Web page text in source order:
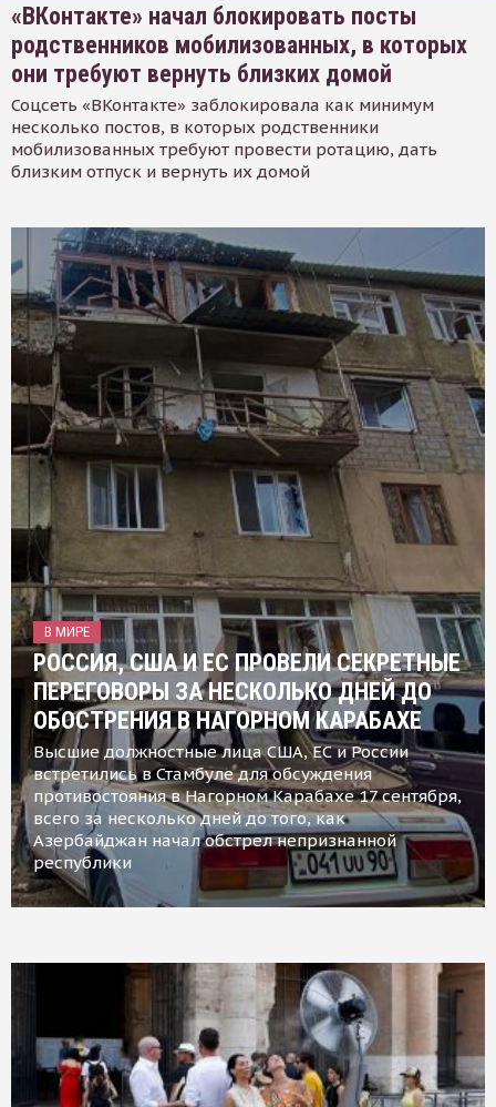
«ВКонтакте» начал блокировать посты
родственников мобилизованных, в которых
они требуют вернуть близких домой
Соцсеть «ВКонтакте» заблокировала как минимум
несколько постов, в которых родственники
мобилизованных требуют провести ротацию, дать
близким отпуск и вернуть их домой
В МИРЕ
РОССИЯ, США И ЕС ПРОВЕЛИ СЕКРЕТНЫЕ
ПЕРЕГОВОРЫ ЗА НЕСКОЛЬКО ДНЕЙ ДО
ОБОСТРЕНИЯ В НАГОРНОМ КАРАБАХЕ
Высшие должностные лица США, ЕС и России
встретились в Стамбуле для обсуждения
противостояния в Нагорном Карабахе 17 сентября,
всего за несколько дней до того, как
Азербайджан начал обстрел непризнанной
республики